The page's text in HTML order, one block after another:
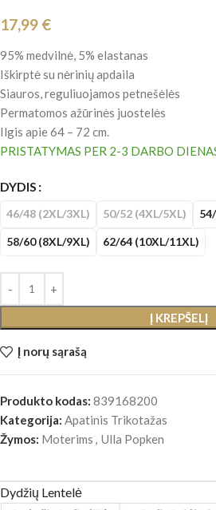
17,99 €
95% medvilnė, 5% elastanas
Iškirptė su nėrinių apdaila
Siauros, reguliuojamos petnešėlės
Permatomos ažūrinės juostelės
Ilgis apie 64 – 72 cm.
PRISTATYMAS PER 2-3 DARBO
DYDIS
46/48 (2XL/3XL) 50/52 (4XL/5XL)
58/60 (8XL/9XL) 62/64 (10XL/11XL)
Į KREPŠELĮ
Į norų sąrašą
Produkto kodas: 839168200
Kategorija: Apatinis Trikotažas
Žymos: Moterims Ulla Popken
Dydžių Lentelė